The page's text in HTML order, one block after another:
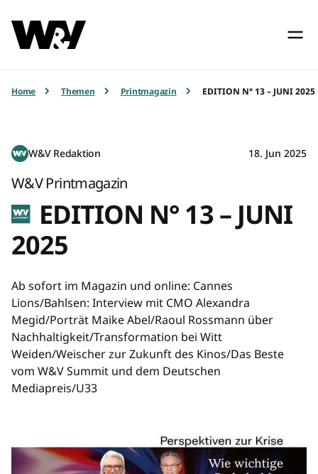
Home Themen Printmagazin EDITION N° 13 – JUNI 2025
W&V Redaktion 18. Jun 2025
W&V Printmagazin
EDITION N° 13 – JUNI
2025
Ab sofort im Magazin und online: Cannes
Lions/Bahlsen: Interview mit CMO Alexandra
Megid/Porträt Maike Abel/Raoul Rossmann über
Nachhaltigkeit/Transformation bei Witt
Weiden/Weischer zur Zukunft des Kinos/Das Beste
vom W&V Summit und dem Deutschen
Mediapreis/U33